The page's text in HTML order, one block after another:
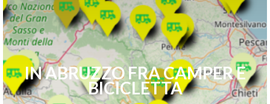
IN ABRUZZO FRA CAMPER E
BICICLETTA